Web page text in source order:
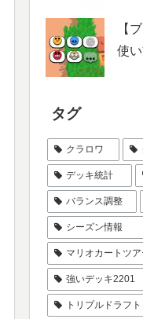
【
使
タグ
クラロワ
デッキ統計
バランス調整
シーズン情報
マリオカートツア
強いデッキ2201
トリプルドラフト